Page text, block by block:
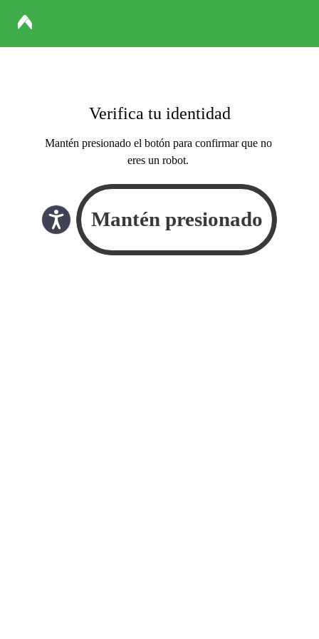
Verifica tu identidad
Mantén presionado el botón para confirmar que no
eres un robot.